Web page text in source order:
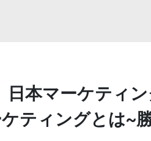
日本マーケティ
ティングとは~